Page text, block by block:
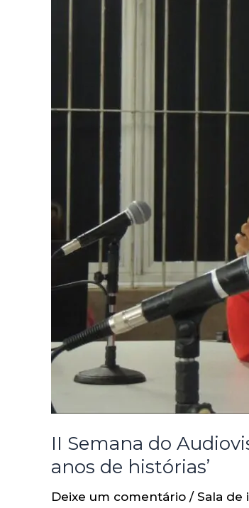
II Semana do
anos de histórias’
Deixe um comentário / Sala de